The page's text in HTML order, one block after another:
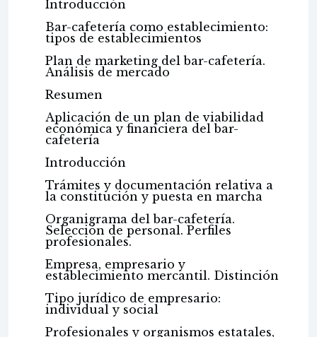
Introducción
Bar-cafetería como establecimiento:
tipos de establecimientos
Plan de marketing del bar-cafetería.
Análisis de mercado
Resumen
Aplicación de un plan de viabilidad
económica y financiera del bar-
cafetería
Introducción
Trámites y documentación relativa a
la constitución y puesta en marcha
Organigrama del bar-cafetería.
Selección de personal. Perfiles
profesionales.
Empresa, empresario y
establecimiento mercantil. Distinción
Tipo jurídico de empresario:
individual y social
Profesionales y organismos estatales,